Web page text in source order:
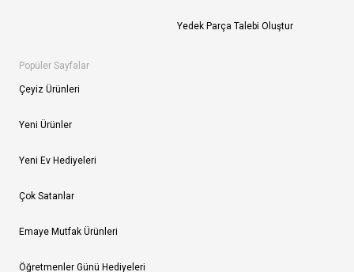
Yedek Parça Talebi Oluştur
Popüler Sayfalar
Çeyiz Ürünleri
Yeni Ürünler
Yeni Ev Hediyeleri
Çok Satanlar
Emaye Mutfak Ürünleri
Öğretmenler Günü Hediyeleri